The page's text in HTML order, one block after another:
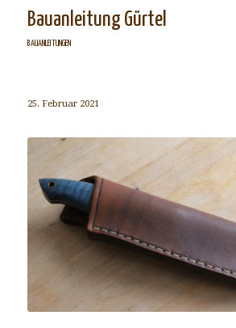
Bauanleitung Gürtel
BAUANLEITUNGEN
25. Februar 2021